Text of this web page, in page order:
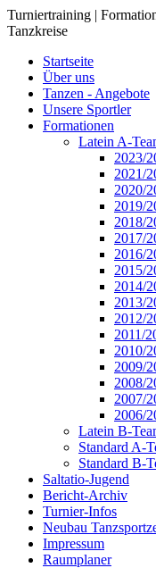
Turniertraining |
Tanzkreise
Startseite
Über uns
Tanzen - Angebote
Unsere Sportler
Formationen
Latein A-
2023/
2021/
2020/
2019/
2018/
2017/
2016/
2015/
2014/
2013/
2012/
2011/
2010/
2009/
2008/
2007/
2006/
Latein B-
Standard A-
Standard B-
Saltatio-Jugend
Bericht-Archiv
Turnier-Infos
Neubau
Impressum
Raumplaner